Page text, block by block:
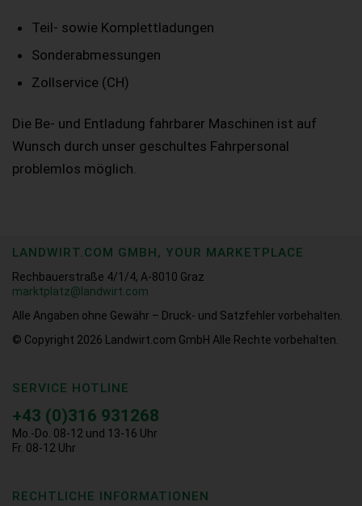
Teil- sowie Komplettladungen
Sonderabmessungen
Zollservice (CH)
Die Be- und Entladung fahrbarer Maschinen ist auf
Wunsch durch unser geschultes Fahrpersonal
problemlos möglich.
LANDWIRT.COM GMBH, YOUR MARKETPLACE
Rechbauerstraße 4/1/4, A-8010 Graz
marktplatz@landwirt.com
Alle Angaben ohne Gewähr – Druck- und Satzfehler vorbehalten.
© Copyright 2026
Landwirt.com GmbH Alle Rechte vorbehalten.
SERVICE HOTLINE
+43 (0)316 931268
Mo.-Do. 08-12 und 13-16 Uhr
Fr. 08-12 Uhr
RECHTLICHE INFORMATIONEN